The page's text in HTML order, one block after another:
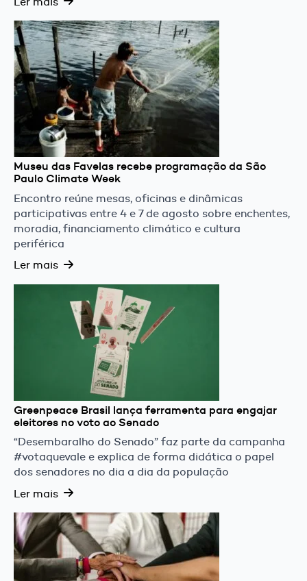
Museu das Favelas recebe programação da São
Paulo Climate Week
Encontro reúne mesas, oficinas e dinâmicas
participativas entre 4 e 7 de agosto sobre enchentes,
moradia, financiamento climático e cultura
periférica
Ler mais
Greenpeace Brasil lança ferramenta para engajar
eleitores no voto ao Senado
“Desembaralho do Senado” faz parte da campanha
#votaquevale e explica de forma didática o papel
dos senadores no dia a dia da população
Ler mais